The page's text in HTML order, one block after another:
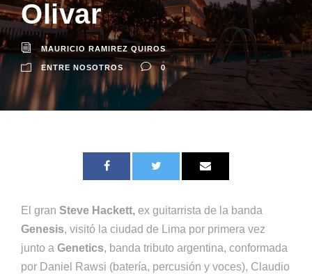
Olivar
MAURICIO RAMIREZ QUIROS
ENTRE NOSOTROS 0
El gran Steve Hackett, ex guitarrista de la banda
Genesis, visitó la ciudad de Lima por primera vez
junto a Genetics, banda tributo argentina, conformada
por Daniel Rawsi (batería, percusión y voces), Claudio